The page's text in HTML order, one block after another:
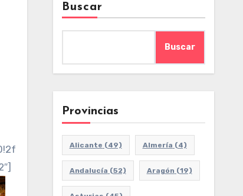
Buscar
Buscar
Provincias
Alicante (49) Almería (4)
Andalucía (52) Aragón (19)